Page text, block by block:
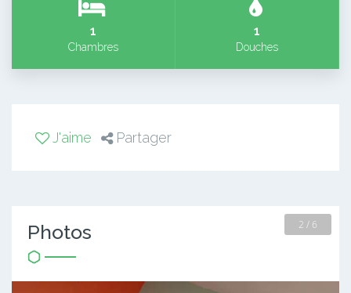
1
Chambres
1
Douches
J'aime Partager
Photos 2 / 6